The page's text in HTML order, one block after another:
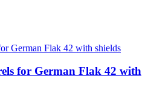
for German Flak 42 with